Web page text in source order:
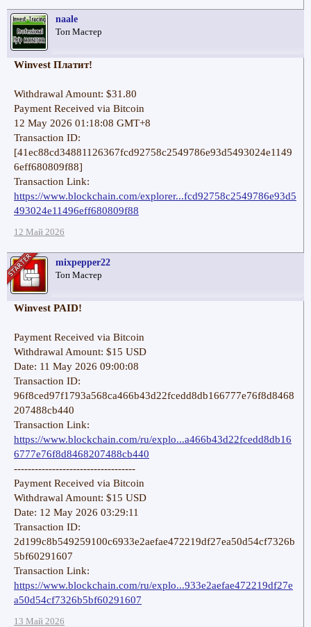
naale
Топ Мастер
Winvest Платит!
Withdrawal Amount: $31.80
Payment Received via Bitcoin
12 May 2026 01:18:08 GMT+8
Transaction ID:
[41ec88cd34881126367fcd92758c2549786e93d5493024e1149
6eff680809f88]
Transaction Link:
https://www.blockchain.com/explorer...fcd92758c2549786e93d5
493024e11496eff680809f88
12 Май 2026
mixpepper22
Топ Мастер
Winvest PAID!
Payment Received via Bitcoin
Withdrawal Amount: $15 USD
Date: 11 May 2026 09:00:08
Transaction ID:
96f8ced97f1793a568ca466b43d22fcedd8db166777e76f8d8468
207488cb440
Transaction Link:
https://www.blockchain.com/ru/explo...a466b43d22fcedd8db16
6777e76f8d8468207488cb440
-----------------------------------
Payment Received via Bitcoin
Withdrawal Amount: $15 USD
Date: 12 May 2026 03:29:11
Transaction ID:
2d199c8b549259100c6933e2aefae472219df27ea50d54cf7326b
5bf60291607
Transaction Link:
https://www.blockchain.com/ru/explo...933e2aefae472219df27e
a50d54cf7326b5bf60291607
13 Май 2026